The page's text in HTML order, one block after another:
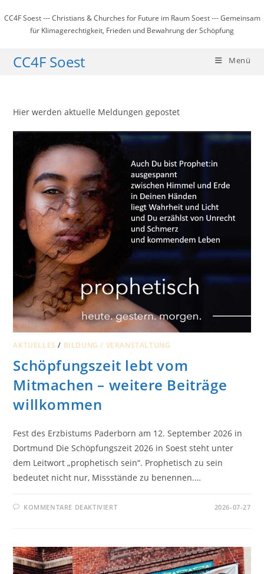
Inhalt
springen
CC4F Soest --- Christians & Churches for Future im Raum Soest --- Gemeinsam
für Klimagerechtigkeit, Frieden und Bewahrung der Schöpfung
CC4F Soest Menü
Hier werden aktuelle Meldungen gepostet
AKTUELLES / BILDUNG / VERANSTALTUNG
Schöpfungszeit lebt vom
Mitmachen – weitere Beiträge
willkommen
Fest des Erzbistums Paderborn am 12. September 2026 in
Dortmund Die Schöpfungszeit 2026 in Soest steht unter
dem Leitwort „prophetisch sein“. Prophetisch zu sein
bedeutet nicht nur, Missstände zu benennen.…
KOMMENTARE DEAKTIVIERTFÜR
–
WEITERE
BEITRÄGE
WILLKOMMEN
2026-07-27